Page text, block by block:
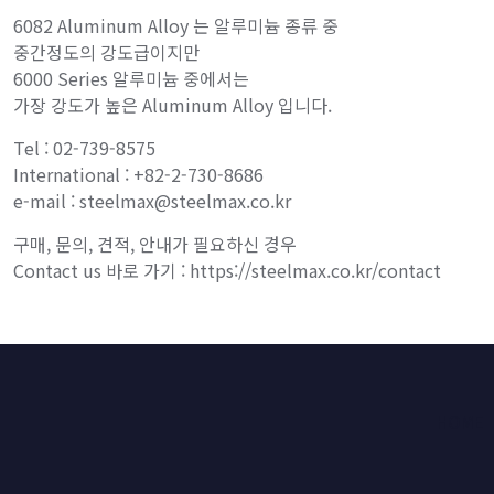
6082 Aluminum Alloy 는 알루미늄 종류 중
중간정도의 강도급이지만
6000 Series 알루미늄 중에서는
가장 강도가 높은 Aluminum Alloy 입니다.
Tel : 02-739-8575
International : +82-2-730-8686
e-mail : steelmax@steelmax.co.kr
구매, 문의, 견적, 안내가 필요하신 경우
Contact us 바로 가기 : https://steelmax.co.kr/contact